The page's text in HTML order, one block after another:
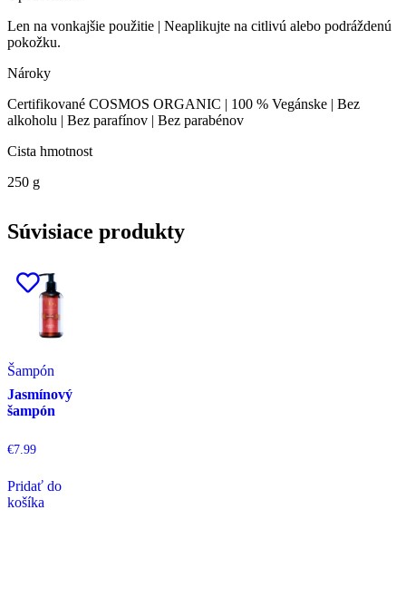
Len na vonkajšie použitie | Neaplikujte na citlivú alebo podráždenú
pokožku.
Nároky
Certifikované COSMOS ORGANIC | 100 % Vegánske | Bez
alkoholu | Bez parafínov | Bez parabénov
Cista hmotnost
250 g
Súvisiace produkty
Šampón
Jasmínový
šampón
€7.99
Pridať do
košíka